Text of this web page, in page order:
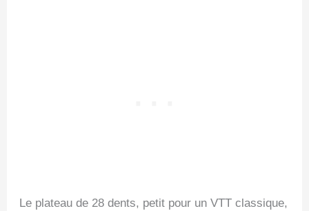
Le plateau de 28 dents, petit pour un VTT classique,